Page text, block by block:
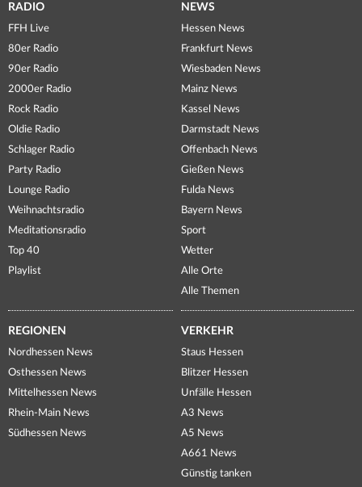
RADIO
FFH Live
80er Radio
90er Radio
2000er Radio
Rock Radio
Oldie Radio
Schlager Radio
Party Radio
Lounge Radio
Weihnachtsradio
Meditationsradio
Top 40
Playlist
NEWS
Hessen News
Frankfurt News
Wiesbaden News
Mainz News
Kassel News
Darmstadt News
Offenbach News
Gießen News
Fulda News
Bayern News
Sport
Wetter
Alle Orte
Alle Themen
REGIONEN
Nordhessen News
Osthessen News
Mittelhessen News
Rhein-Main News
Südhessen News
VERKEHR
Staus Hessen
Blitzer Hessen
Unfälle Hessen
A3 News
A5 News
A661 News
Günstig tanken